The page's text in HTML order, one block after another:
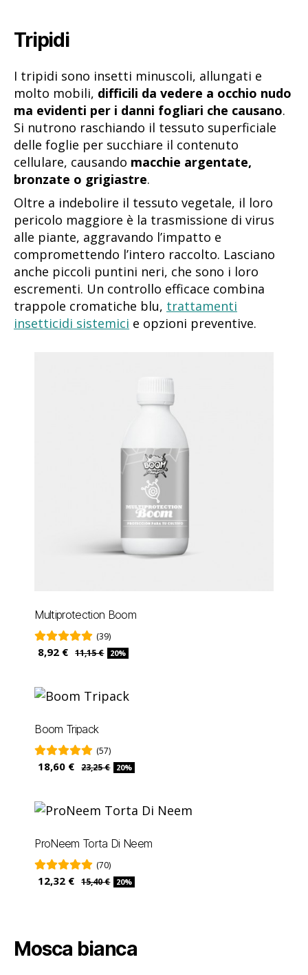
Tripidi
I tripidi sono insetti minuscoli, allungati e
molto mobili, difficili da vedere a occhio nudo
ma evidenti per i danni fogliari che causano.
Si nutrono raschiando il tessuto superficiale
delle foglie per succhiare il contenuto
cellulare, causando macchie argentate,
bronzate o grigiastre.
Oltre a indebolire il tessuto vegetale, il loro
pericolo maggiore è la trasmissione di virus
alle piante, aggravando l’impatto e
compromettendo l’intero raccolto. Lasciano
anche piccoli puntini neri, che sono i loro
escrementi. Un controllo efficace combina
trappole cromatiche blu, trattamenti
insetticidi sistemici e opzioni preventive.
Multiprotection Boom
(39)
8,92 € 11,15 € 20%
Boom Tripack
(57)
18,60 € 23,25 € 20%
ProNeem Torta Di Neem
(70)
12,32 € 15,40 € 20%
Mosca bianca